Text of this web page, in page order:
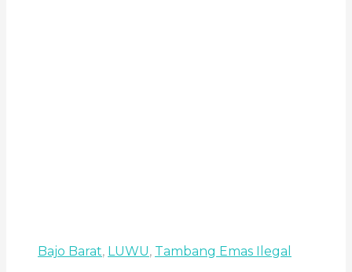
Bajo Barat, LUWU, Tambang Emas Ilegal